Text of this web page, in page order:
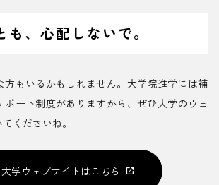
も、心配しないで。
方もいるかもしれません。大学院進学には補
ポート制度がありますから、ぜひ大学のウェ
くださいね。
学ウェブサイトはこちら